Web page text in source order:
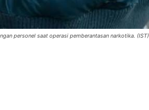
personel saat operasi pemberantasan narkotika. (IST)